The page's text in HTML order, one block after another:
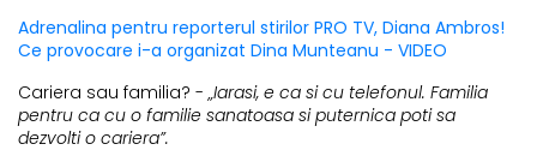
Adrenalina pentru reporterul stirilor PRO TV, Diana Ambros!
Ce provocare i-a organizat Dina Munteanu - VIDEO
Cariera sau familia? -„Iarasi, e ca si cu telefonul. Familia
pentru ca cu o familie sanatoasa si puternica poti sa
dezvolti o cariera”.